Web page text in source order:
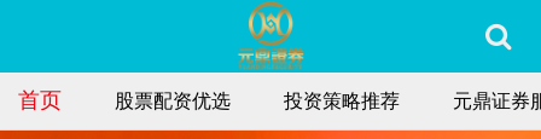
首页 股票配资优选 投资策略推荐 元鼎证券